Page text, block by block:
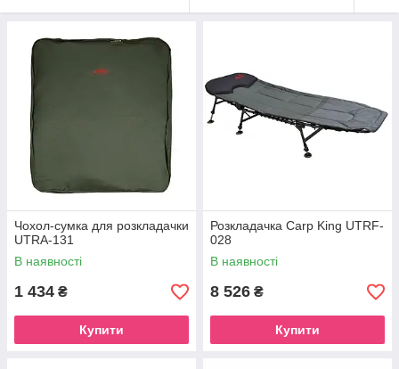
Чохол-сумка для розкладачки
UTRA-131
В наявності
1 434 ₴
Купити
Розкладачка Carp King UTRF-
028
В наявності
8 526 ₴
Купити